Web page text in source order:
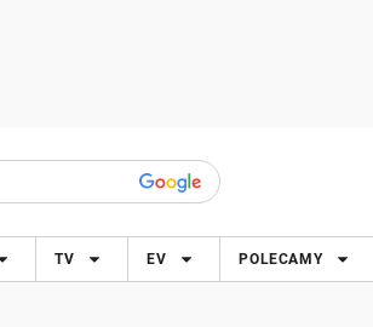
TV EV POLECAMY